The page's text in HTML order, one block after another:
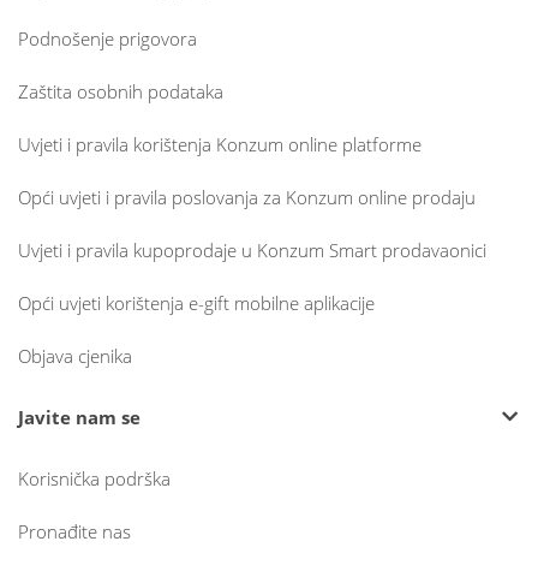
Podnošenje prigovora
Zaštita osobnih podataka
Uvjeti i pravila korištenja Konzum online platforme
Opći uvjeti i pravila poslovanja za Konzum online prodaju
Uvjeti i pravila kupoprodaje u Konzum Smart prodavaonici
Opći uvjeti korištenja e-gift mobilne aplikacije
Objava cjenika
Javite nam se
Korisnička podrška
Pronađite nas